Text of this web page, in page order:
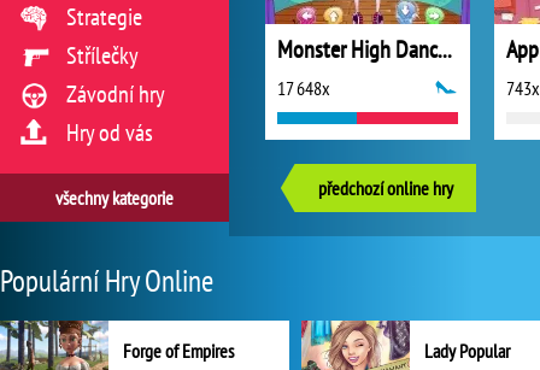
Monster High Dance Off
17 648x 743x
předchozí online hry
Strategie
Střílečky
Závodní hry
Hry od vás
všechny kategorie
Populární Hry Online
Forge of Empires Lady Popular